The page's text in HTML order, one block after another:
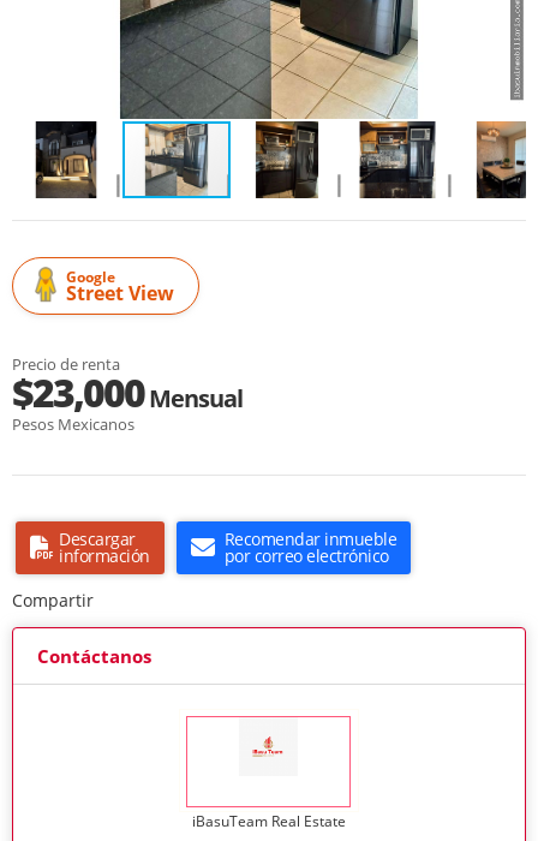
Google
Street View
Precio de renta
$23,000Mensual
Pesos Mexicanos
Descargar
información
Recomendar inmueble
por correo electrónico
Compartir
Contáctanos
iBasuTeam Real Estate